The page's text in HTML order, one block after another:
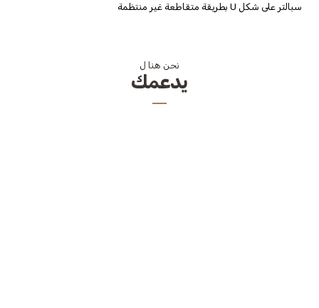
سبالتر على شكل U بطريقة متقاطعة غير منتظمة
نحن هنا ل
يدعمك